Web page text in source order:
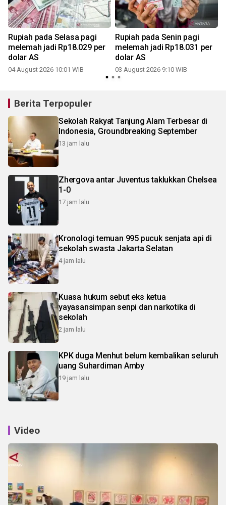
Rupiah pada Selasa pagi
melemah jadi Rp18.029 per
dolar AS
04 August 2026 10:01 WIB
Rupiah pada Senin pagi
melemah jadi Rp18.031 per
dolar AS
03 August 2026 9:10 WIB
Berita Terpopuler
Sekolah Rakyat Tanjung Alam Terbesar di
Indonesia, Groundbreaking September
13 jam lalu
Zhergova antar Juventus taklukkan Chelsea
1-0
17 jam lalu
Kronologi temuan 995 pucuk senjata api di
sekolah swasta Jakarta Selatan
4 jam lalu
Kuasa hukum sebut eks ketua
yayasansimpan senpi dan narkotika di
sekolah
2 jam lalu
KPK duga Menhut belum kembalikan seluruh
uang Suhardiman Amby
19 jam lalu
Video